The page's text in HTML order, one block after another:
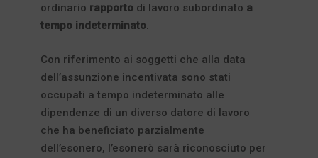
ordinario rapportodi lavoro subordinato a
tempo indeterminato.
Con riferimento ai soggetti che alla data
dell’assunzione incentivata sono stati
occupati a tempo indeterminato alle
dipendenze di un diverso datore di lavoro
che ha beneficiato parzialmente
dell’esonero, l’esonerò sarà riconosciuto per